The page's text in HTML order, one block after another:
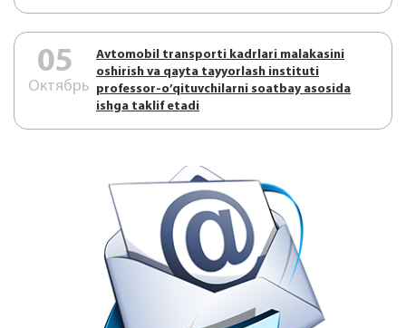
05
Октябрь
Аvtоmоbil trаnspоrti kаdrlаri mаlаkаsini
оshirish vа qаytа tаyyorlаsh instituti
prоfеssоr-o’qituvchilаrni sоаtbаy аsоsidа
ishgа tаklif etаdi